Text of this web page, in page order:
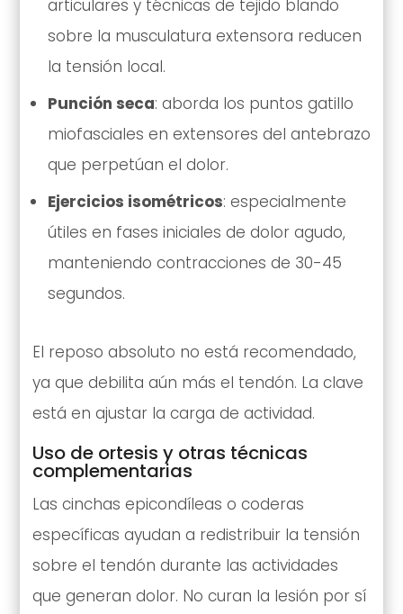
articulares y técnicas de tejido blando
sobre la musculatura extensora reducen
la tensión local.
Punción seca: aborda los puntos gatillo
miofasciales en extensores del antebrazo
que perpetúan el dolor.
Ejercicios isométricos: especialmente
útiles en fases iniciales de dolor agudo,
manteniendo contracciones de 30-45
segundos.
El reposo absoluto no está recomendado,
ya que debilita aún más el tendón. La clave
está en ajustar la carga de actividad.
Uso de ortesis y otras técnicas
complementarias
Las cinchas epicondíleas o coderas
específicas ayudan a redistribuir la tensión
sobre el tendón durante las actividades
que generan dolor. No curan la lesión por sí